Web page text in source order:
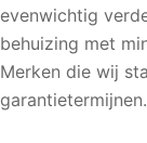
evenwichtig
behuizing met
Merken die wij
garantietermijnen.